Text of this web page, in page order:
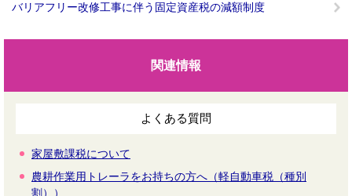
バリアフリー改修工事に伴う固定資産税の減額制度
関連情報
よくある質問
家屋敷課税について
農耕作業用トレーラをお持ちの方へ（軽自動車税（種別
割））